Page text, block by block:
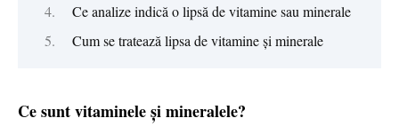
Ce analize indică o lipsă de vitamine sau minerale
Cum se tratează lipsa de vitamine și minerale
Ce sunt vitaminele și mineralele?